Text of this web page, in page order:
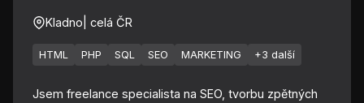
Kladno | celá ČR
HTML PHP SQL SEO MARKETING +3 další
Jsem freelance specialista na SEO, tvorbu zpětných